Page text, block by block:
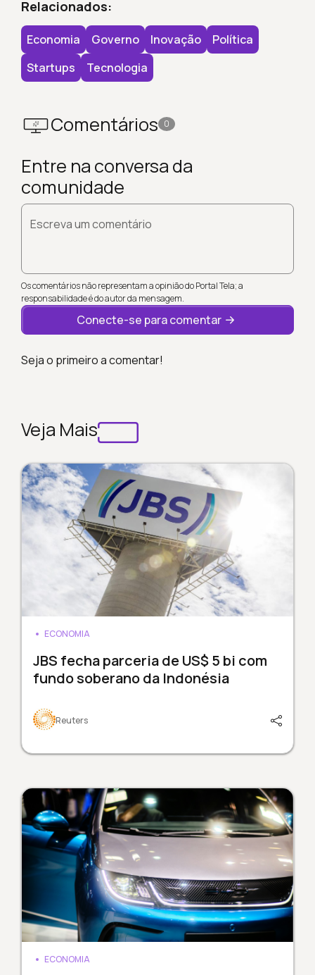
Relacionados:
Economia Governo Inovação
Política
Startups
Tecnologia
Comentários 0
Entre na conversa da
comunidade
Escreva um comentário
Os comentários não representam a opinião do Portal Tela; a
responsabilidade é do autor da mensagem.
Conecte-se para comentar
Seja o primeiro a comentar!
Veja Mais
ECONOMIA
JBS fecha parceria de US$ 5 bi com
fundo soberano da Indonésia
Reuters
ECONOMIA